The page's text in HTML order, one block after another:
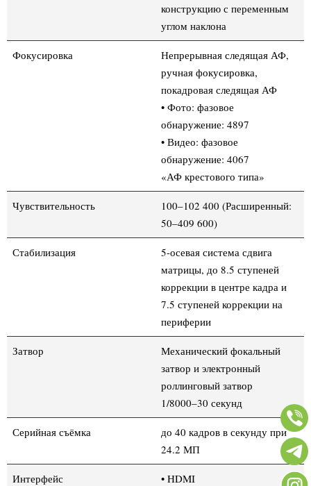
конструкцию с переменным
углом наклона
Фокусировка
Непрерывная следящая АФ,
ручная фокусировка,
покадровая следящая АФ
• Фото: фазовое
обнаружение: 4897
• Видео: фазовое
обнаружение: 4067
«АФ крестового типа»
Чувствительность
100–102 400 (Расширенный:
50–409 600)
Стабилизация
5-осевая система сдвига
матрицы, до 8.5 ступеней
коррекции в центре кадра и
7.5 ступеней коррекции на
периферии
Затвор
Механический фокальный
затвор и электронный
роллинговый затвор
1/8000–30 секунд
Серийная съёмка
до 40 кадров в секунду при
24.2 МП
Интерфейс
• HDMI